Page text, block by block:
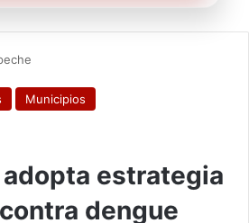
Municipios
estrategia
dengue